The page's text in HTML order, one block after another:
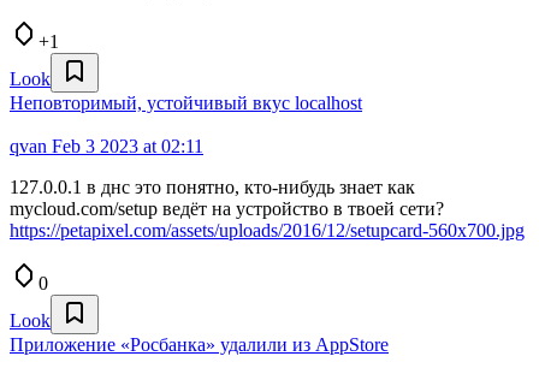
+1
Look
Неповторимый, устойчивый вкус localhost
qvan Feb 3 2023 at 02:11
127.0.0.1 в днс это понятно, кто-нибудь знает как
mycloud.com/setup ведёт на устройство в твоей сети?
https://petapixel.com/assets/uploads/2016/12/setupcard-560x700.jpg
0
Look
Приложение «Росбанка» удалили из AppStore